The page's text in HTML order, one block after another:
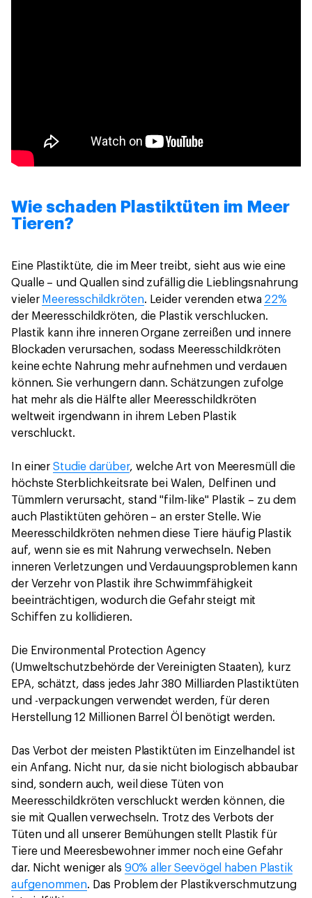
Wie schaden Plastiktüten im Meer
Tieren?
Eine Plastiktüte, die im Meer treibt, sieht aus wie eine
Qualle – und Quallen sind zufällig die Lieblingsnahrung
vieler Meeresschildkröten. Leider verenden etwa 22%
der Meeresschildkröten, die Plastik verschlucken.
Plastik kann ihre inneren Organe zerreißen und innere
Blockaden verursachen, sodass Meeresschildkröten
keine echte Nahrung mehr aufnehmen und verdauen
können. Sie verhungern dann. Schätzungen zufolge
hat mehr als die Hälfte aller Meeresschildkröten
weltweit irgendwann in ihrem Leben Plastik
verschluckt.
In einerStudie darüber, welche Art von Meeresmüll die
höchste Sterblichkeitsrate bei Walen, Delfinen und
Tümmlern verursacht, stand "film-like" Plastik – zu dem
auch Plastiktüten gehören – an erster Stelle. Wie
Meeresschildkröten nehmen diese Tiere häufig Plastik
auf, wenn sie es mit Nahrung verwechseln. Neben
inneren Verletzungen und Verdauungsproblemen kann
der Verzehr von Plastik ihre Schwimmfähigkeit
beeinträchtigen, wodurch die Gefahr steigt mit
Schiffen zu kollidieren.
Die Environmental Protection Agency
(Umweltschutzbehörde der Vereinigten Staaten), kurz
EPA, schätzt, dass jedes Jahr 380 Milliarden Plastiktüten
und -verpackungen verwendet werden, für deren
Herstellung 12 Millionen Barrel Öl benötigt werden.
Das Verbot der meisten Plastiktüten im Einzelhandel ist
ein Anfang. Nicht nur, da sie nicht biologisch abbaubar
sind, sondern auch, weil diese Tüten von
Meeresschildkröten verschluckt werden können, die
sie mit Quallen verwechseln. Trotz des Verbots der
Tüten und all unserer Bemühungen stellt Plastik für
Tiere und Meeresbewohner immer noch eine Gefahr
dar. Nicht weniger als 90% aller Seevögel haben Plastik
aufgenommen. Das Problem der Plastikverschmutzung